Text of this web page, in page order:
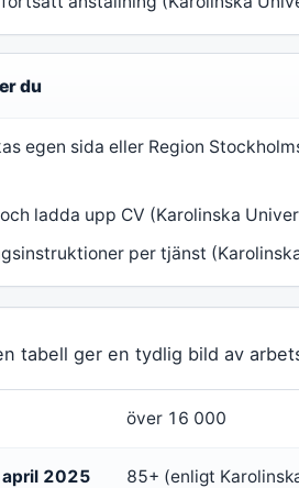
du
egen sida eller Region
ladda upp CV (Karolinska
per tjänst
tabell ger en tydlig bild av
över 16 000
2025 85+ (enligt